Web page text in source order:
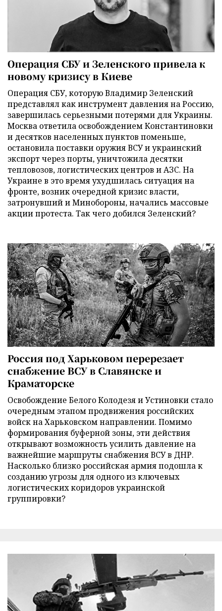
Операция СБУ и Зеленского привела к
новому кризису в Киеве
Операция СБУ, которую Владимир Зеленский
представлял как инструмент давления на Россию,
завершилась серьезными потерями для Украины.
Москва ответила освобождением Константиновки
и десятков населенных пунктов поменьше,
остановила поставки оружия ВСУ и украинский
экспорт через порты, уничтожила десятки
тепловозов, логистических центров и АЗС. На
Украине в это время ухудшилась ситуация на
фронте, возник очередной кризис власти,
затронувший и Минобороны, начались массовые
акции протеста. Так чего добился Зеленский?
Россия под Харьковом перерезает
снабжение ВСУ в Славянске и
Краматорске
Освобождение Белого Колодезя и Устиновки стало
очередным этапом продвижения российских
войск на Харьковском направлении. Помимо
формирования буферной зоны, эти действия
открывают возможность усилить давление на
важнейшие маршруты снабжения ВСУ в ДНР.
Насколько близко российская армия подошла к
созданию угрозы для одного из ключевых
логистических коридоров украинской
группировки?